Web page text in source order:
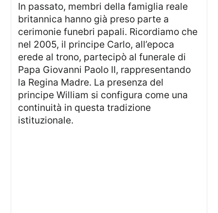
In passato, membri della famiglia reale
britannica hanno già preso parte a
cerimonie funebri papali. Ricordiamo che
nel 2005, il principe Carlo, all’epoca
erede al trono, partecipò al funerale di
Papa Giovanni Paolo II, rappresentando
la Regina Madre. La presenza del
principe William si configura come una
continuità in questa tradizione
istituzionale.